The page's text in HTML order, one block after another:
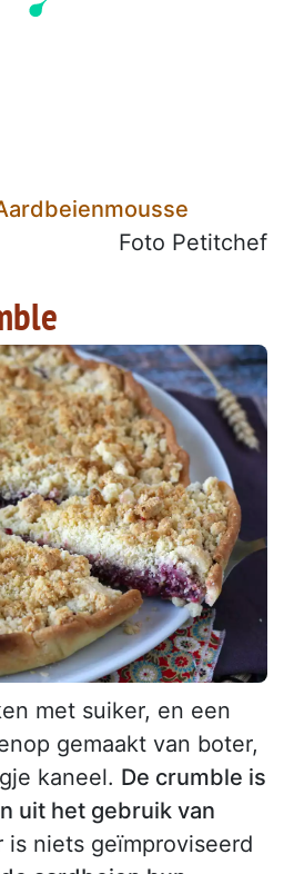
Foto Petitchef
met suiker, en een
gemaakt van boter,
kaneel. De crumble is
uit het gebruik van
is niets geïmproviseerd